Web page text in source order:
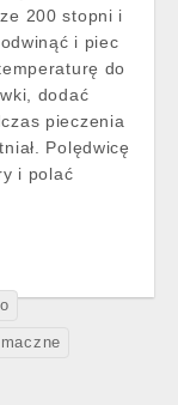
200 stopni i
i piec
do
dodać
pieczenia
Polędwicę
i polać